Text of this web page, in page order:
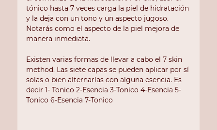
tónico hasta 7 veces carga la piel de hidratación
y la deja con un tono y un aspecto jugoso.
Notarás como el aspecto de la piel mejora de
manera inmediata.
Existen varias formas de llevar a cabo el 7 skin
method. Las siete capas se pueden aplicar por sí
solas o bien alternarlas con alguna esencia. Es
decir 1- Tonico 2-Esencia 3-Tonico 4-Esencia 5-
Tonico 6-Esencia 7-Tonico